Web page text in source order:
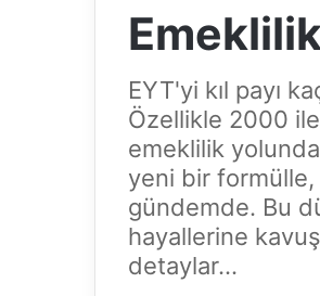
Emeklilik
EYT'yi kıl payı
Özellikle 2000
emeklilik yolunda
yeni bir formülle,
gündemde. Bu
hayallerine
detaylar...